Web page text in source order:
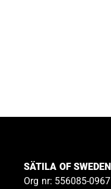
SÄTILA OF
Org nr: 556085-0967